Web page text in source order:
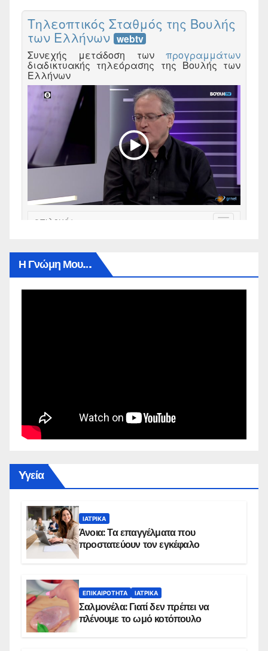
Η Γνώμη Μου…
Yγεία
ΙΑΤΡΙΚΆ
Άνοια: Τα επαγγέλματα που
προστατεύουν τον εγκέφαλο
ΕΠΙΚΑΙΡΌΤΗΤΑ ΙΑΤΡΙΚΆ
Σαλμονέλα: Γιατί δεν πρέπει να
πλένουμε το ωμό κοτόπουλο